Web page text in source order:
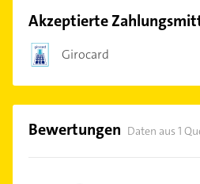
Akzeptierte
Girocard
Bewertungen Daten aus 1